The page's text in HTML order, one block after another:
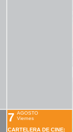
7 AGOSTO
Viernes
CARTELERA DE CINE: